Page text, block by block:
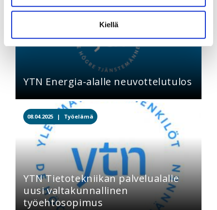
Kiellä
YTN Energia-alalle neuvottelutulos
08.04.2025 | Työelämä
YTN Tietotekniikan palvelualalle
uusi valtakunnallinen
työehtosopimus